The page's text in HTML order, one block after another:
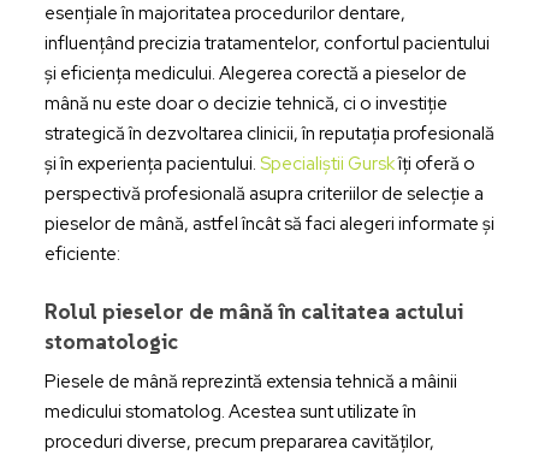
esențiale în majoritatea procedurilor dentare,
influențând precizia tratamentelor, confortul pacientului
și eficiența medicului. Alegerea corectă a pieselor de
mână nu este doar o decizie tehnică, ci o investiție
strategică în dezvoltarea clinicii, în reputația profesională
și în experiența pacientului. Specialiștii Gurskîți oferă o
perspectivă profesională asupra criteriilor de selecție a
pieselor de mână, astfel încât să faci alegeri informate și
eficiente:
Rolul pieselor de mână în calitatea actului
stomatologic
Piesele de mână reprezintă extensia tehnică a mâinii
medicului stomatolog. Acestea sunt utilizate în
proceduri diverse, precum prepararea cavităților,